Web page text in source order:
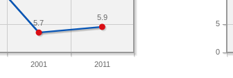
2001 2011
5.9
5.7
0
5